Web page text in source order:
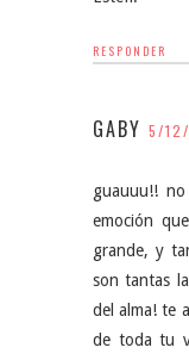
RESPONDER
GABY 5/
guauuu!!
emoción
grande, y
son tantas
del alma! te
de toda tu